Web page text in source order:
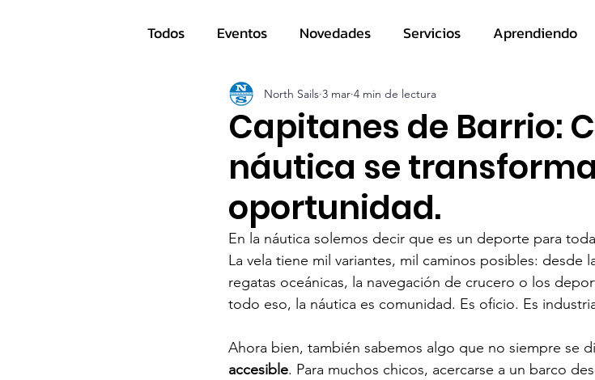
Todos Eventos Novedades Servicios Aprendiendo
Navegantes
Capitanes de Barrio:
náutica se
oportunidad.
North Sails 3 mar 4 min de lectura
En la náutica solemos decir que es un deporte para
La vela tiene mil variantes, mil caminos posibles: desde
regatas oceánicas, la navegación de crucero o los
todo eso, la náutica es comunidad. Es oficio. Es
Ahora bien, también sabemos algo que no siempre se
accesible. Para muchos chicos, acercarse a un barco